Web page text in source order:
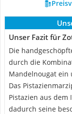
Unser Fazit für
Die
durch die
Mandelnougat ein
Das
Pistazien aus
dadurch seine